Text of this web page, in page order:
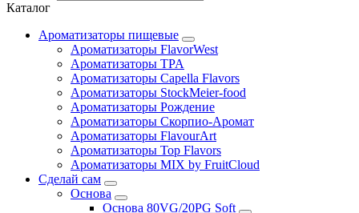
Каталог
Ароматизаторы пищевые
Ароматизаторы FlavorWest
Ароматизаторы TPA
Ароматизаторы Capella Flavors
Ароматизаторы StockMeier-food
Ароматизаторы Рождение
Ароматизаторы Скорпио-Аромат
Ароматизаторы FlavourArt
Ароматизаторы Top Flavors
Ароматизаторы MIX by FruitCloud
Сделай сам
Основа
Основа 80VG/20PG Soft